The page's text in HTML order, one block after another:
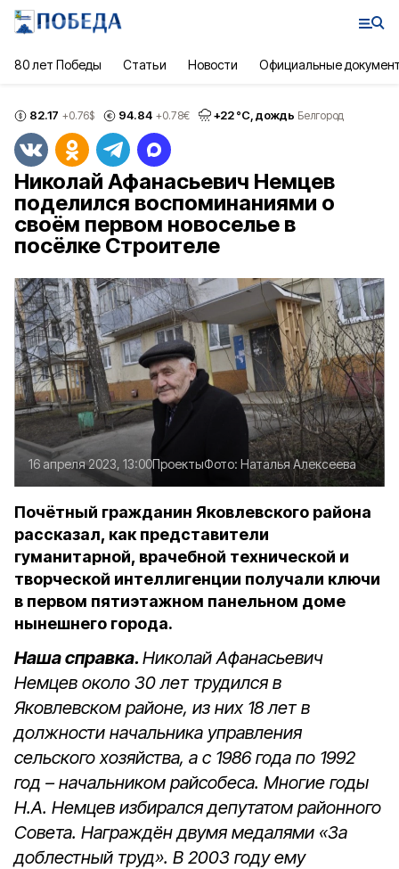
80 лет Победы Статьи Новости Официальные
82.17 +0.76$ 94.84 +0.78€ +22°С, дождь Белгород
Николай Афанасьевич Немцев
поделился воспоминаниями о
своём первом новоселье в
посёлке Строителе
16 апреля 2023, 13:00ПроектыФото: Наталья Алексеева
Почётный гражданин Яковлевского района
рассказал, как представители
гуманитарной, врачебной технической и
творческой интеллигенции получали ключи
в первом пятиэтажном панельном доме
нынешнего города.
Наша справка. Николай Афанасьевич
Немцев около 30 лет трудился в
Яковлевском районе, из них 18 лет в
должности начальника управления
сельского хозяйства, а с 1986 года по 1992
год – начальником райсобеса. Многие годы
Н.А. Немцев избирался депутатом районного
Совета. Награждён двумя медалями «За
доблестный труд». В 2003 году ему